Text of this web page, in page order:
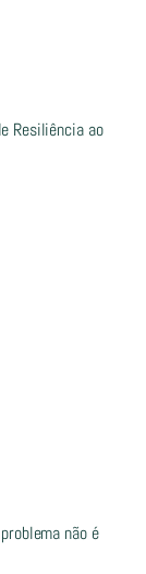
Resiliência ao
não é